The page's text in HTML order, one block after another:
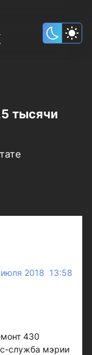
тысячи
2018 13:58
430
служба мэрии